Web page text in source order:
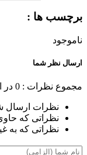
برچسب ها :
ناموجود
ارسال نظر شما
مجموع نظرات : 0 در
نظرات ارسال
نظراتی که
نظراتی که به